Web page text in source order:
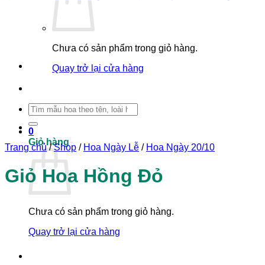
Chưa có sản phẩm trong giỏ hàng.
Quay trở lại cửa hàng
Tìm
kiếm:
0
Giỏ hàng
Chưa có sản phẩm trong giỏ hàng.
Quay trở lại cửa hàng
Trang chủ / Shop / Hoa Ngày Lễ / Hoa Ngày 20/10
Giỏ Hoa Hồng Đỏ